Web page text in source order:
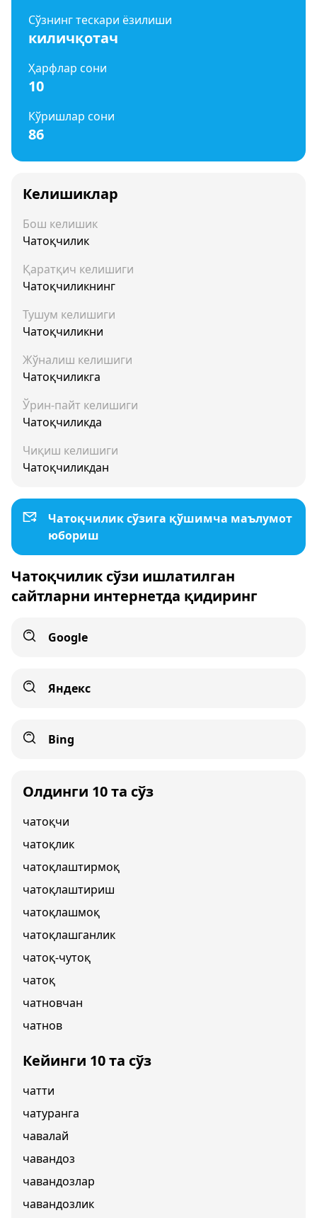
Сўзнинг тескари ёзилиши
киличқотач
Ҳарфлар сони
10
Кўришлар сони
86
Келишиклар
Бош келишик
Чатоқчилик
Қаратқич келишиги
Чатоқчиликнинг
Тушум келишиги
Чатоқчиликни
Жўналиш келишиги
Чатоқчиликга
Ўрин-пайт келишиги
Чатоқчиликда
Чиқиш келишиги
Чатоқчиликдан
Чатоқчилик сўзига қўшимча маълумот
юбориш
Чатоқчилик сўзи ишлатилган
сайтларни интернетда қидиринг
Google
Яндекс
Bing
Олдинги 10 та сўз
чатоқчи
чатоқлик
чатоқлаштирмоқ
чатоқлаштириш
чатоқлашмоқ
чатоқлашганлик
чатоқ-чутоқ
чатоқ
чатновчан
чатнов
Кейинги 10 та сўз
чатти
чатуранга
чавалай
чавандоз
чавандозлар
чавандозлик